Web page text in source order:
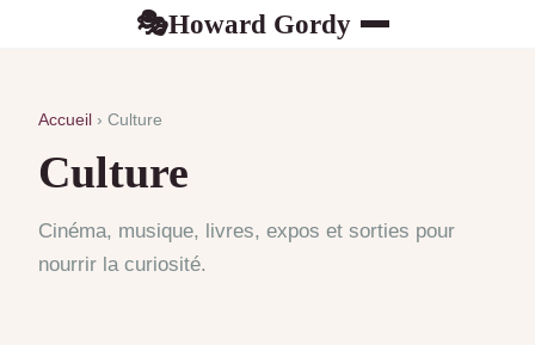
🎭Howard Gordy
Accueil › Culture
Culture
Cinéma, musique, livres, expos et sorties pour
nourrir la curiosité.